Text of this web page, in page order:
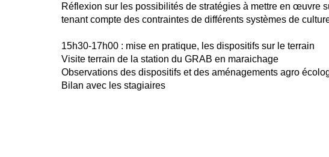
Réflexion sur les possibilités de stratégies à mettre en œuvre
tenant compte des contraintes de différents systèmes de
15h30-17h00 : mise en pratique, les dispositifs sur le terrain
Visite terrain de la station du GRAB en maraichage
Observations des dispositifs et des aménagements agro
Bilan avec les stagiaires